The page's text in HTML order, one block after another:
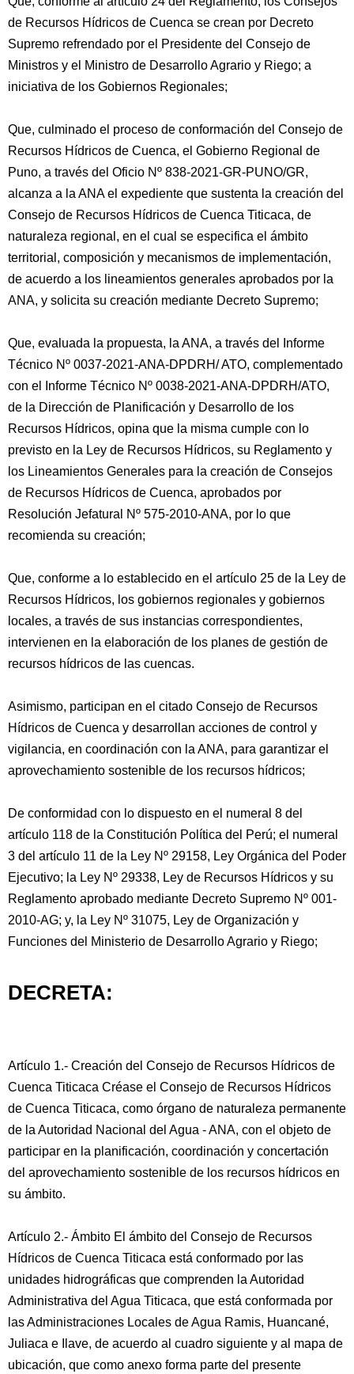
de Recursos Hídricos de Cuenca se crean por Decreto
Supremo refrendado por el Presidente del Consejo de
Ministros y el Ministro de Desarrollo Agrario y Riego; a
iniciativa de los Gobiernos Regionales;
Que, culminado el proceso de conformación del Consejo de
Recursos Hídricos de Cuenca, el Gobierno Regional de
Puno, a través del Oficio Nº 838-2021-GR-PUNO/GR,
alcanza a la ANA el expediente que sustenta la creación del
Consejo de Recursos Hídricos de Cuenca Titicaca, de
naturaleza regional, en el cual se especifica el ámbito
territorial, composición y mecanismos de implementación,
de acuerdo a los lineamientos generales aprobados por la
ANA, y solicita su creación mediante Decreto Supremo;
Que, evaluada la propuesta, la ANA, a través del Informe
Técnico Nº 0037-2021-ANA-DPDRH/ ATO, complementado
con el Informe Técnico Nº 0038-2021-ANA-DPDRH/ATO,
de la Dirección de Planificación y Desarrollo de los
Recursos Hídricos, opina que la misma cumple con lo
previsto en la Ley de Recursos Hídricos, su Reglamento y
los Lineamientos Generales para la creación de Consejos
de Recursos Hídricos de Cuenca, aprobados por
Resolución Jefatural Nº 575-2010-ANA, por lo que
recomienda su creación;
Que, conforme a lo establecido en el artículo 25 de la Ley de
Recursos Hídricos, los gobiernos regionales y gobiernos
locales, a través de sus instancias correspondientes,
intervienen en la elaboración de los planes de gestión de
recursos hídricos de las cuencas.
Asimismo, participan en el citado Consejo de Recursos
Hídricos de Cuenca y desarrollan acciones de control y
vigilancia, en coordinación con la ANA, para garantizar el
aprovechamiento sostenible de los recursos hídricos;
De conformidad con lo dispuesto en el numeral 8 del
artículo 118 de la Constitución Política del Perú; el numeral
3 del artículo 11 de la Ley Nº 29158, Ley Orgánica del Poder
Ejecutivo; la Ley Nº 29338, Ley de Recursos Hídricos y su
Reglamento aprobado mediante Decreto Supremo Nº 001-
2010-AG; y, la Ley Nº 31075, Ley de Organización y
Funciones del Ministerio de Desarrollo Agrario y Riego;
DECRETA:
Artículo 1.- Creación del Consejo de Recursos Hídricos de
Cuenca Titicaca Créase el Consejo de Recursos Hídricos
de Cuenca Titicaca, como órgano de naturaleza permanente
de la Autoridad Nacional del Agua - ANA, con el objeto de
participar en la planificación, coordinación y concertación
del aprovechamiento sostenible de los recursos hídricos en
su ámbito.
Artículo 2.- Ámbito El ámbito del Consejo de Recursos
Hídricos de Cuenca Titicaca está conformado por las
unidades hidrográficas que comprenden la Autoridad
Administrativa del Agua Titicaca, que está conformada por
las Administraciones Locales de Agua Ramis, Huancané,
Juliaca e Ilave, de acuerdo al cuadro siguiente y al mapa de
ubicación, que como anexo forma parte del presente